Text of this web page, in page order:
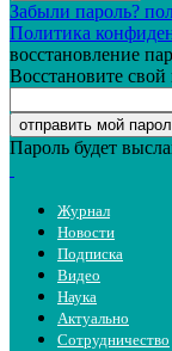
Забыли пароль?
Политика
восстановление
Восстановите свой
Пароль будет
Журнал
Новости
Подписка
Видео
Наука
Актуально
Сотрудничество